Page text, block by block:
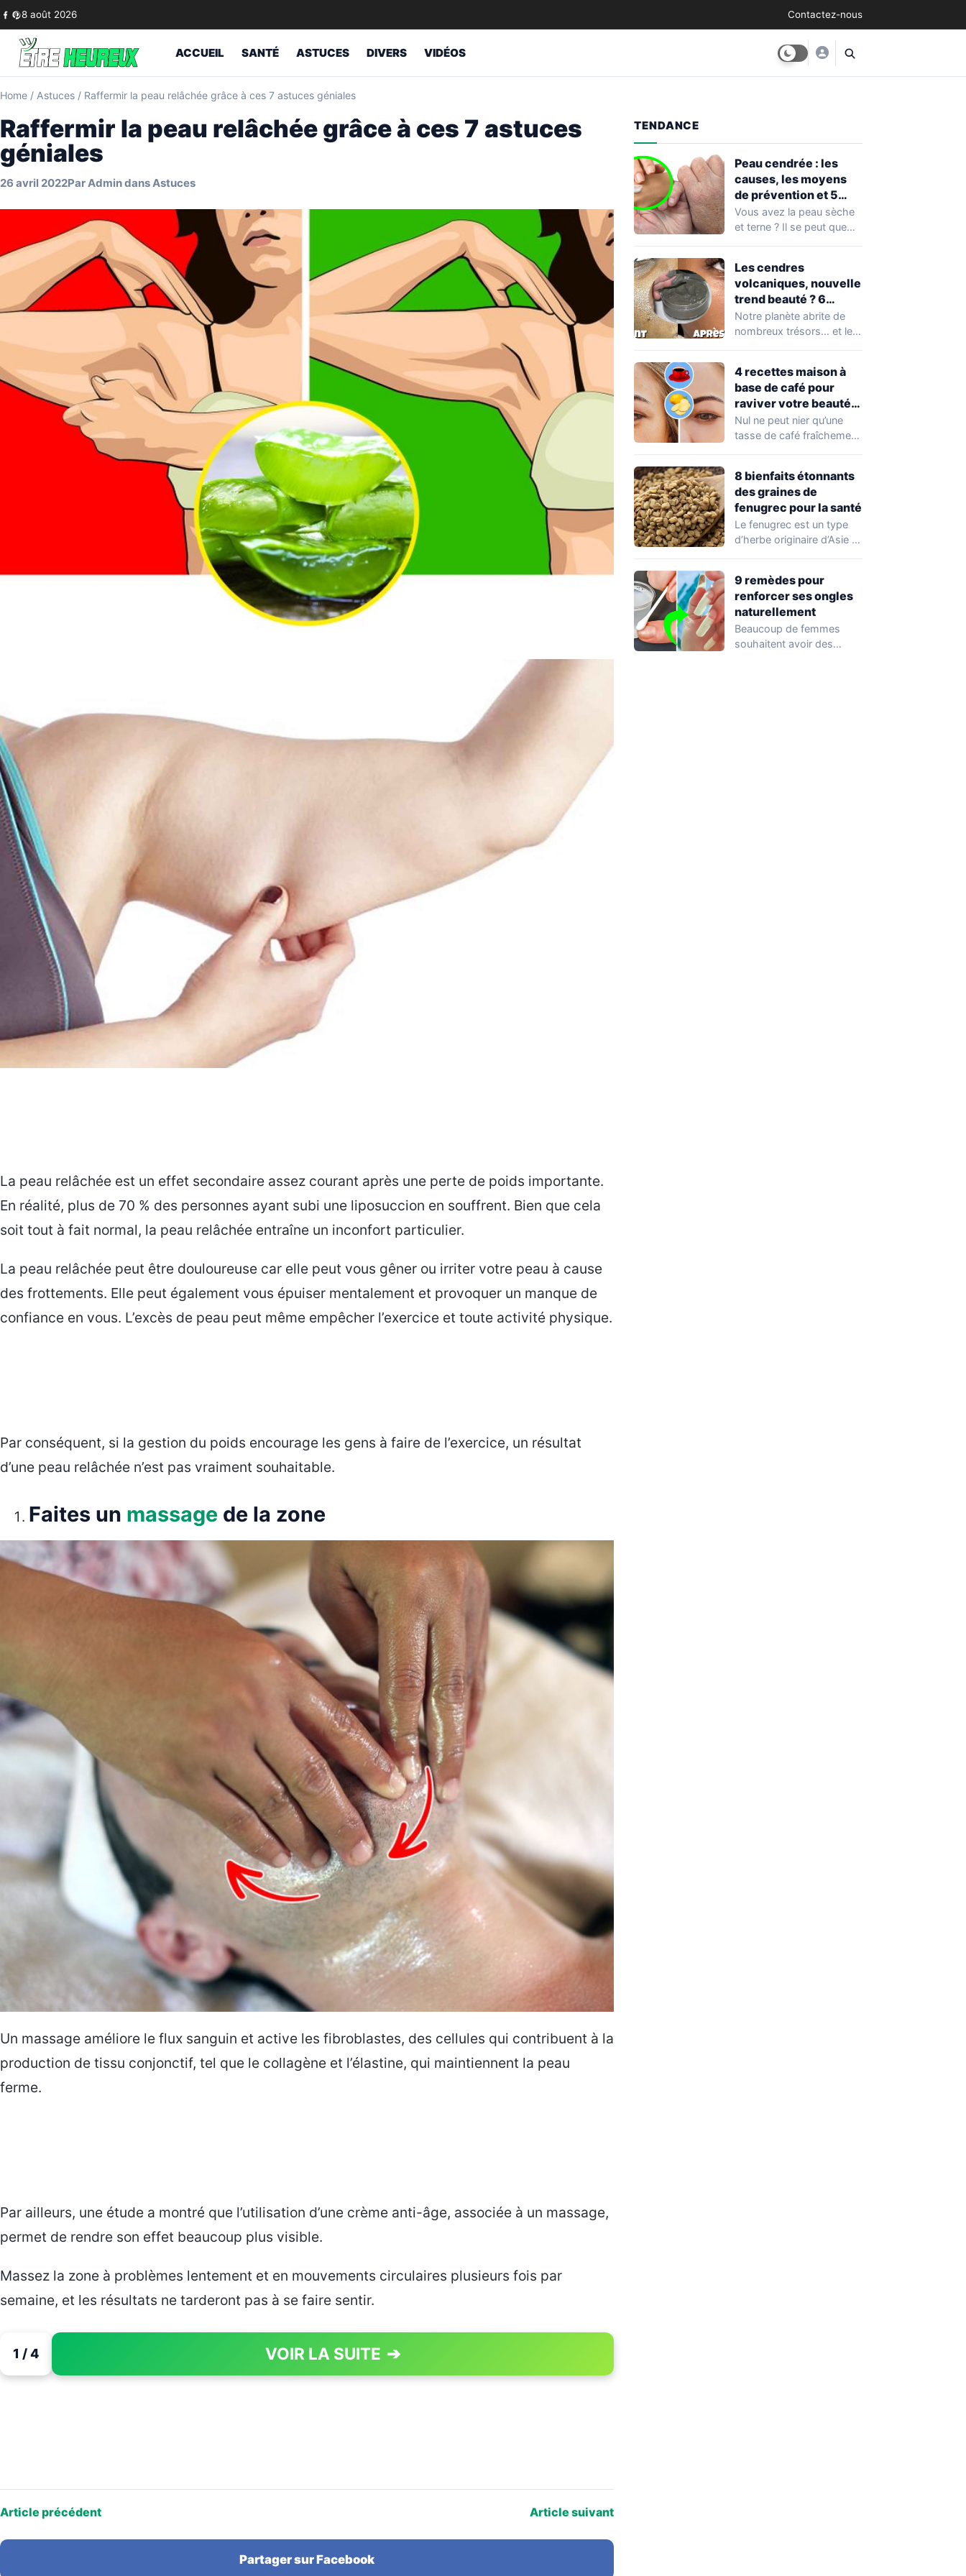
Skip to content
8 août 2026 Contactez-nous
ACCUEIL SANTÉ ASTUCES DIVERS VIDÉOS
Home / Astuces / Raffermir la peau relâchée grâce à ces 7 astuces géniales
Raffermir la peau relâchée grâce à ces 7 astuces
géniales
26 avril 2022ParAdmindansAstuces
La peau relâchée est un effet secondaire assez courant après une perte de poids importante.
En réalité, plus de 70 % des personnes ayant subi une liposuccion en souffrent. Bien que cela
soit tout à fait normal, la peau relâchée entraîne un inconfort particulier.
La peau relâchée peut être douloureuse car elle peut vous gêner ou irriter votre peau à cause
des frottements. Elle peut également vous épuiser mentalement et provoquer un manque de
confiance en vous. L’excès de peau peut même empêcher l’exercice et toute activité physique.
Par conséquent, si la gestion du poids encourage les gens à faire de l’exercice, un résultat
d’une peau relâchée n’est pas vraiment souhaitable.
Faites un massage de la zone
Un massage améliore le flux sanguin et active les fibroblastes, des cellules qui contribuent à la
production de tissu conjonctif, tel que le collagène et l’élastine, qui maintiennent la peau
ferme.
Par ailleurs, une étude a montré que l’utilisation d’une crème anti-âge, associée à un massage,
permet de rendre son effet beaucoup plus visible.
Massez la zone à problèmes lentement et en mouvements circulaires plusieurs fois par
semaine, et les résultats ne tarderont pas à se faire sentir.
1 / 4 VOIR LA SUITE ➔
PAGE 1 OF 4
Article précédent Article suivant
Partager sur Facebook
TENDANCE
Peau cendrée : les
causes, les moyens
de prévention et 5
façons de la traiter
Vous avez la peau sèche
et terne ? Il se peut que
Les cendres
volcaniques, nouvelle
trend beauté ? 6
avantages pour la
peau à connaître
Notre planète abrite de
nombreux trésors… et les
4 recettes maison à
base de café pour
raviver votre beauté
naturelle
Nul ne peut nier qu’une
tasse de café fraîchement
8 bienfaits étonnants
des graines de
fenugrec pour la santé
Le fenugrec est un type
d’herbe originaire d’Asie et
9 remèdes pour
renforcer ses ongles
naturellement
Beaucoup de femmes
souhaitent avoir des